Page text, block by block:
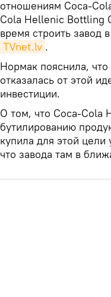
отношениям Coca-
Cola Hellenic Bottling
время строить завод
TVnet.lv .
Нормак пояснила,
отказалась от этой
инвестиции.
О том, что Coca-Cola
бутилированию
купила для этой
что завода там в